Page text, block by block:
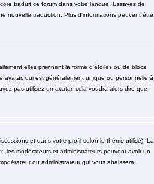
traduit ce forum dans votre langue. Essayez de
nouvelle traduction. Plus d'informations peuvent être
elles prennent la forme d'étoiles ou de blocs
avatar, qui est généralement unique ou personnelle à
pas utilisez un avatar, cela voudra alors dire que
et dans votre profil selon le thème utilisé). La
les modérateurs et administrateurs peuvent avoir un
ou administrateur qui vous abaissera